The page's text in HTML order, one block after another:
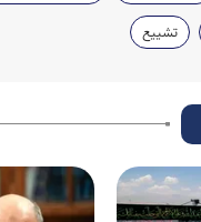
تشییع